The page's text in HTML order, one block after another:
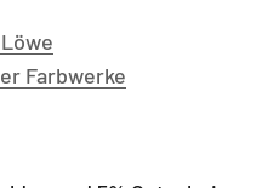
Farbwerke